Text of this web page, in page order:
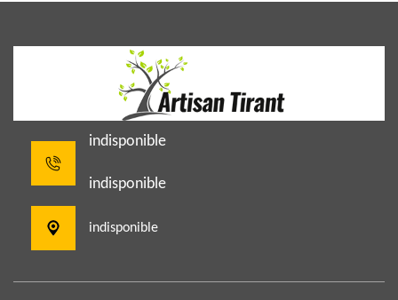
indisponible
indisponible
indisponible